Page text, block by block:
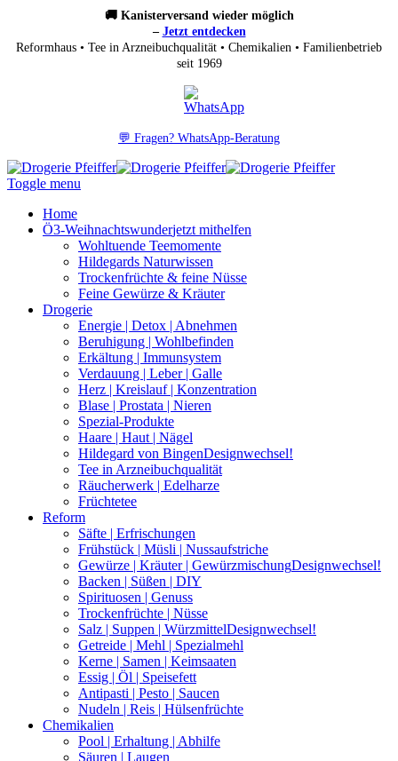
🚚 Kanisterversand wieder möglich
– Jetzt entdecken
Reformhaus • Tee in Arzneibuchqualität • Chemikalien • Familienbetrieb
seit 1969
💬 Fragen? WhatsApp-Beratung
Toggle menu
Home
Ö3-Weihnachtswunderjetzt mithelfen
Wohltuende Teemomente
Hildegards Naturwissen
Trockenfrüchte & feine Nüsse
Feine Gewürze & Kräuter
Drogerie
Energie | Detox | Abnehmen
Beruhigung | Wohlbefinden
Erkältung | Immunsystem
Verdauung | Leber | Galle
Herz | Kreislauf | Konzentration
Blase | Prostata | Nieren
Spezial-Produkte
Haare | Haut | Nägel
Hildegard von BingenDesignwechsel!
Tee in Arzneibuchqualität
Räucherwerk | Edelharze
Früchtetee
Reform
Säfte | Erfrischungen
Frühstück | Müsli | Nussaufstriche
Gewürze | Kräuter | GewürzmischungDesignwechsel!
Backen | Süßen | DIY
Spirituosen | Genuss
Trockenfrüchte | Nüsse
Salz | Suppen | WürzmittelDesignwechsel!
Getreide | Mehl | Spezialmehl
Kerne | Samen | Keimsaaten
Essig | Öl | Speisefett
Antipasti | Pesto | Saucen
Nudeln | Reis | Hülsenfrüchte
Chemikalien
Pool | Erhaltung | Abhilfe
Säuren | Laugen